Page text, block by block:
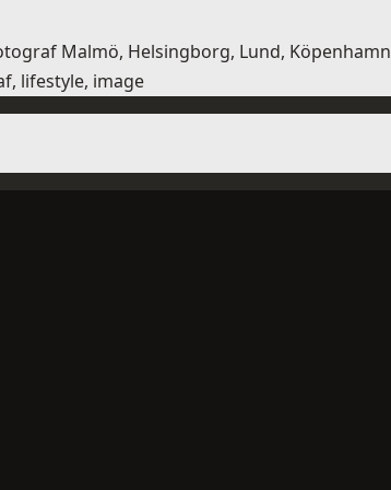
Malmö, Helsingborg, Lund,
lifestyle, image